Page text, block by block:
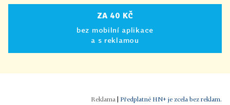
ZA 40 KČ
bez mobilní aplikace
a s reklamou
Předplatné HN+ je zcela bez reklam.